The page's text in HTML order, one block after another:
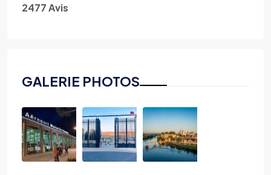
2477 Avis
GALERIE PHOTOS